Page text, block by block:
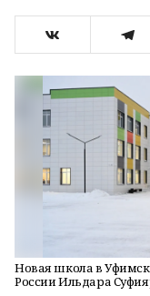
Новая школа в
России Ильдара